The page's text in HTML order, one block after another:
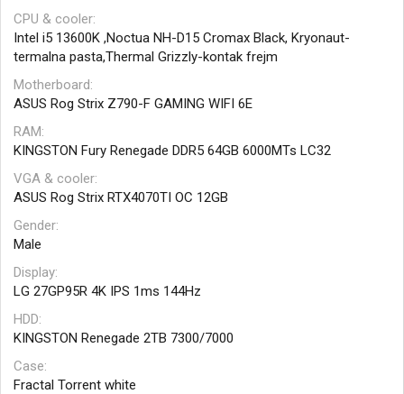
CPU & cooler
Intel i5 13600K ,Noctua NH-D15 Cromax Black, Kryonaut-
termalna pasta,Thermal Grizzly-kontak frejm
Motherboard
ASUS Rog Strix Z790-F GAMING WIFI 6E
RAM
KINGSTON Fury Renegade DDR5 64GB 6000MTs LC32
VGA & cooler
ASUS Rog Strix RTX4070TI OC 12GB
Gender
Male
Display
LG 27GP95R 4K IPS 1ms 144Hz
HDD
KINGSTON Renegade 2TB 7300/7000
Case
Fractal Torrent white